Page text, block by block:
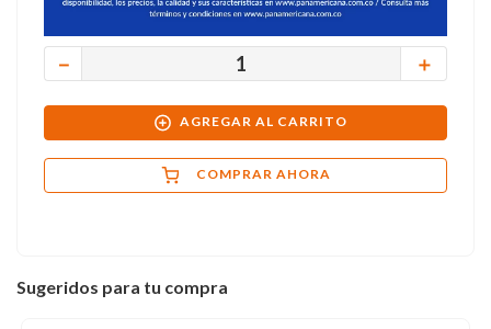
＋
－
AGREGAR AL CARRITO
COMPRAR AHORA
Sugeridos para tu compra